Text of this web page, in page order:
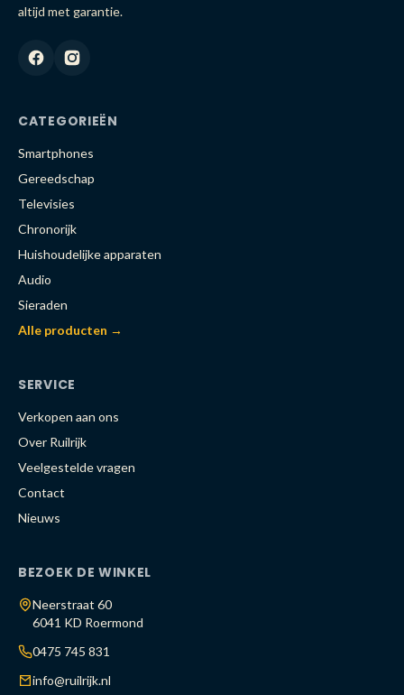
altijd met garantie.
CATEGORIEËN
Smartphones
Gereedschap
Televisies
Chronorijk
Huishoudelijke apparaten
Audio
Sieraden
Alle producten →
SERVICE
Verkopen aan ons
Over Ruilrijk
Veelgestelde vragen
Contact
Nieuws
BEZOEK DE WINKEL
Neerstraat 60
6041 KD Roermond
0475 745 831
info@ruilrijk.nl